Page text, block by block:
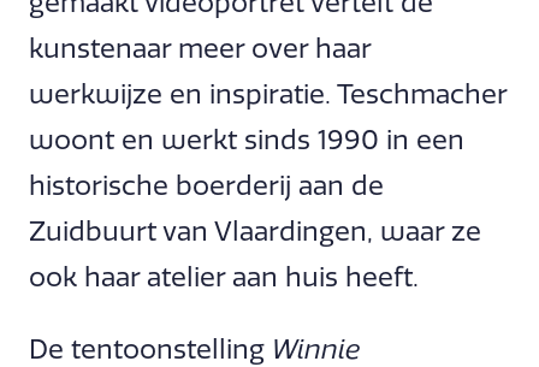
kunstenaar meer over haar
werkwijze en inspiratie. Teschmacher
woont en werkt sinds 1990 in een
historische boerderij aan de
Zuidbuurt van Vlaardingen, waar ze
ook haar atelier aan huis heeft.
De tentoonstelling Winnie